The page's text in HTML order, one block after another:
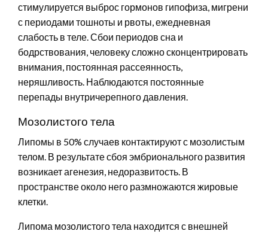
стимулируется выброс гормонов гипофиза, мигрени
с периодами тошноты и рвоты, ежедневная
слабость в теле. Сбои периодов сна и
бодрствования, человеку сложно сконцентрировать
внимания, постоянная рассеянность,
неряшливость. Наблюдаются постоянные
перепады внутричерепного давления.
Мозолистого тела
Липомы в 50% случаев контактируют с мозолистым
телом. В результате сбоя эмбрионального развития
возникает агенезия, недоразвитость. В
пространстве около него размножаются жировые
клетки.
Липома мозолистого тела находится с внешней